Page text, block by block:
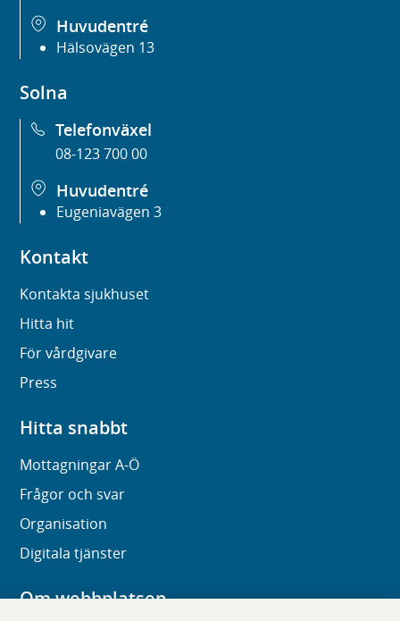
Huvudentré
Hälsovägen 13
Solna
Telefonväxel
08-123 700 00
Huvudentré
Eugeniavägen 3
Kontakt
Kontakta sjukhuset
Hitta hit
För vårdgivare
Press
Hitta snabbt
Mottagningar A-Ö
Frågor och svar
Organisation
Digitala tjänster
Om webbplatsen